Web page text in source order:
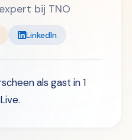
bij TNO
LinkedIn
als gast in 1